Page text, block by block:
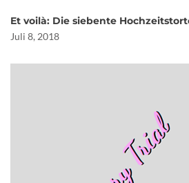
Et voilà: Die siebente
Juli 8, 2018